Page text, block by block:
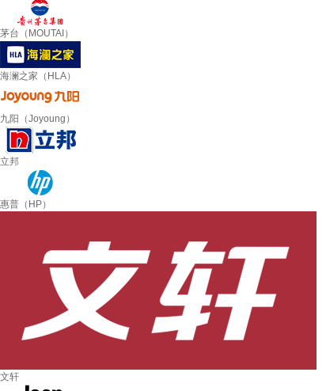
茅台（MOUTAI）
海澜之家（HLA）
九阳（Joyoung）
立邦
惠普（HP）
文轩